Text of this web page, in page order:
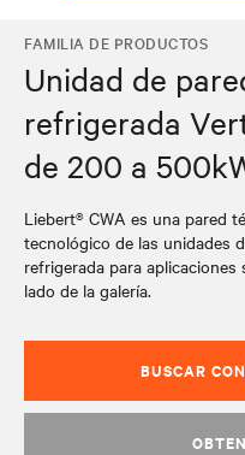
FAMILIA DE PRODUCTOS
Unidad de
refrigerada
de 200 a
Liebert® CWA es una pared
tecnológico de las unidades
refrigerada para
lado de la galería.
BUSCAR